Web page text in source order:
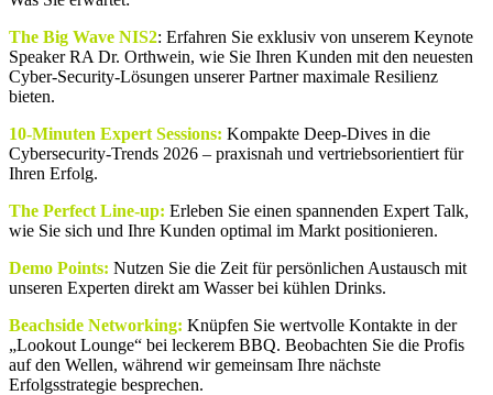
The Big Wave NIS2: Erfahren Sie exklusiv von unserem Keynote
Speaker RA Dr. Orthwein, wie Sie Ihren Kunden mit den neuesten
Cyber‑Security‑Lösungen unserer Partner maximale Resilienz
bieten.
10-Minuten Expert Sessions: Kompakte Deep-Dives in die
Cybersecurity-Trends 2026 – praxisnah und vertriebsorientiert für
Ihren Erfolg.
The Perfect Line-up: Erleben Sie einen spannenden Expert Talk,
wie Sie sich und Ihre Kunden optimal im Markt positionieren.
Demo Points: Nutzen Sie die Zeit für persönlichen Austausch mit
unseren Experten direkt am Wasser bei kühlen Drinks.
Beachside Networking: Knüpfen Sie wertvolle Kontakte in der
„Lookout Lounge“ bei leckerem BBQ. Beobachten Sie die Profis
auf den Wellen, während wir gemeinsam Ihre nächste
Erfolgsstrategie besprechen.